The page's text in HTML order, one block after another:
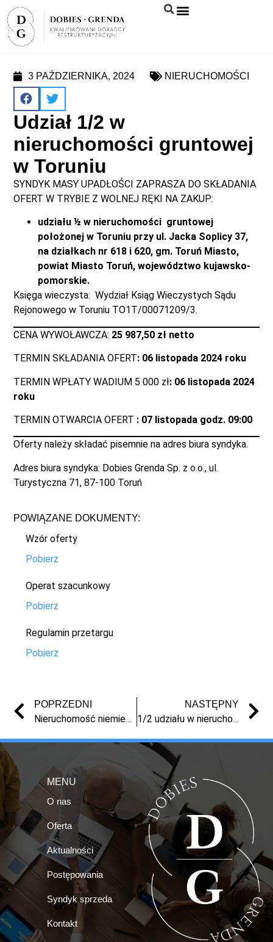
3 PAŹDZIERNIKA, 2024 NIERUCHOMOŚCI
Udział 1/2 w
nieruchomości gruntowej
w Toruniu
SYNDYK MASY UPADŁOŚCI ZAPRASZA DO SKŁADANIA
OFERT W TRYBIE Z WOLNEJ RĘKI NA ZAKUP:
udziału ½ w nieruchomości gruntowej
położonej w Toruniu przy ul. Jacka Soplicy 37,
na działkach nr 618 i 620, gm. Toruń Miasto,
powiat Miasto Toruń, województwo kujawsko-
pomorskie.
Księga wieczysta: Wydział Ksiąg Wieczystych Sądu
Rejonowego w Toruniu TO1T/00071209/3.
CENA WYWOŁAWCZA: 25 987,50 zł netto
TERMIN SKŁADANIA OFERT: 06 listopada 2024 roku
TERMIN WPŁATY WADIUM 5 000 zł: 06 listopada 2024
roku
TERMIN OTWARCIA OFERT : 07 listopada godz. 09:00
Oferty należy składać pisemnie na adres biura syndyka.
Adres biura syndyka: Dobies Grenda Sp. z o.o., ul.
Turystyczna 71, 87-100 Toruń
POWIĄZANE DOKUMENTY:
Wzór oferty
Pobierz
Operat szacunkowy
Pobierz
Regulamin przetargu
Pobierz
POPRZEDNI
Nieruchomość niemieszkalna w Grudziądzu, ul. Waryńskiego
NASTĘPNY
1/2 udziału w nieruchomości gruntowej zabudowanej w Aleksandrowie Kujawskim (50% ceny oszacowania)
MENU
O nas
Oferta
Aktualności
Postępowania
Syndyk sprzeda
Kontakt